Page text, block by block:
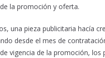
la promoción y oferta.
una pieza publicitaria hacía
desde el mes de
vigencia de la promoción,